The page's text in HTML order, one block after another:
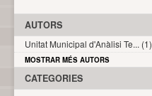
AUTORS
Unitat Municipal d'Anàlisi Te... (1)
MOSTRAR MÉS AUTORS
CATEGORIES